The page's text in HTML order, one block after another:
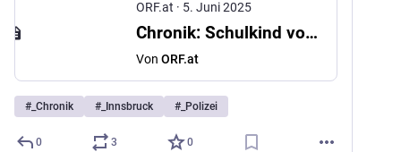
ORF.at · 5. Juni 2025
Chronik: Schulkind von LKW erfasst
Von ORF.at
# _Chronik # _Innsbruck # _Polizei
0 3 0